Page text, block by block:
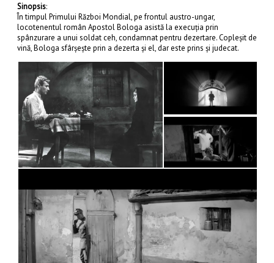
Sinopsis:
În timpul Primului Război Mondial, pe frontul austro-ungar,
locotenentul român Apostol Bologa asistă la execuţia prin
spânzurare a unui soldat ceh, condamnat pentru dezertare. Copleşit de
vină, Bologa sfârşeşte prin a dezerta şi el, dar este prins şi judecat.